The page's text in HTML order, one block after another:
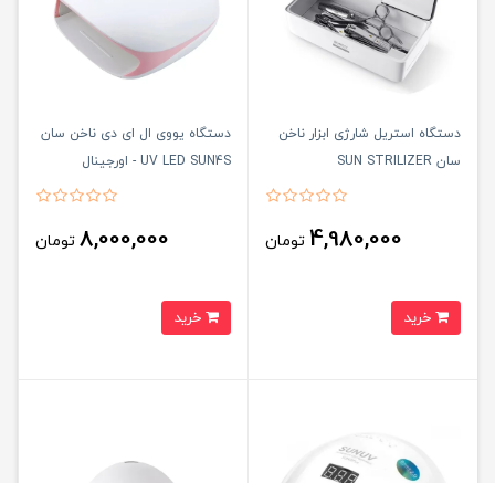
دستگاه استریل شارژی ابزار ناخن
سان SUN STRILIZER
4,980,000 تومان
دستگاه یووی ال ای دی ناخن سان
UV LED SUN4S - اورجینال
8,000,000 تومان